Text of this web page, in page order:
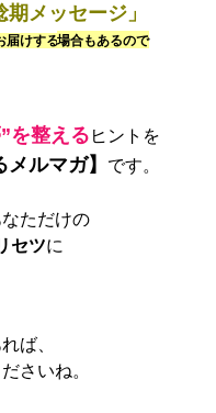
メッセージ」
届けする場合もあるので
を整える ヒントを
メルマガ】 です。
ただけの
セツに
ば、
さいね。